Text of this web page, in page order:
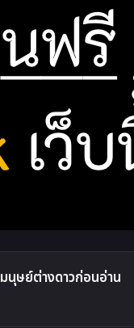
นุษย์ต่างดาวก่อนอ่าน